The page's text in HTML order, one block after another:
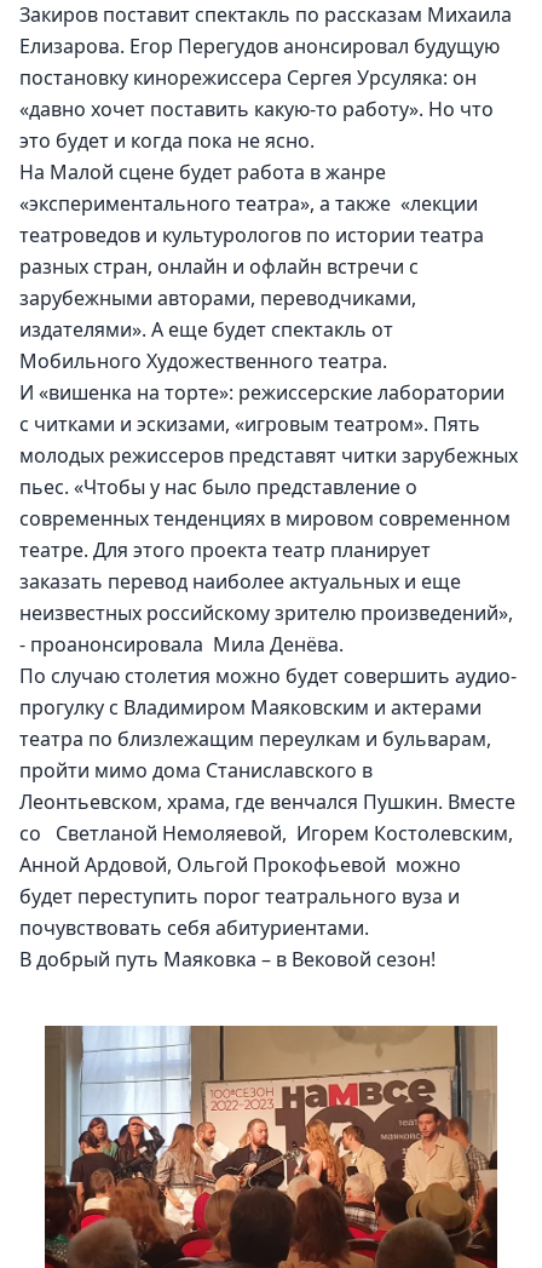
Закиров поставит спектакль по рассказам Михаила
Елизарова. Егор Перегудов анонсировал будущую
постановку кинорежиссера Сергея Урсуляка: он
«давно хочет поставить какую-то работу». Но что
это будет и когда пока не ясно.
На Малой сцене будет работа в жанре
«экспериментального театра», а также  «лекции
театроведов и культурологов по истории театра
разных стран, онлайн и офлайн встречи с
зарубежными авторами, переводчиками,
издателями». А еще будет спектакль от
Мобильного Художественного театра.
И «вишенка на торте»: режиссерские лаборатории
с читками и эскизами, «игровым театром». Пять
молодых режиссеров представят читки зарубежных
пьес. «Чтобы у нас было представление о
современных тенденциях в мировом современном
театре. Для этого проекта театр планирует
заказать перевод наиболее актуальных и еще
неизвестных российскому зрителю произведений»,
- проанонсировала  Мила Денёва.
По случаю столетия можно будет совершить аудио-
прогулку с Владимиром Маяковским и актерами
театра по близлежащим переулкам и бульварам,
пройти мимо дома Станиславского в
Леонтьевском, храма, где венчался Пушкин. Вместе
со   Светланой Немоляевой,  Игорем Костолевским,
Анной Ардовой, Ольгой Прокофьевой  можно
будет переступить порог театрального вуза и
почувствовать себя абитуриентами.
В добрый путь Маяковка – в Вековой сезон!